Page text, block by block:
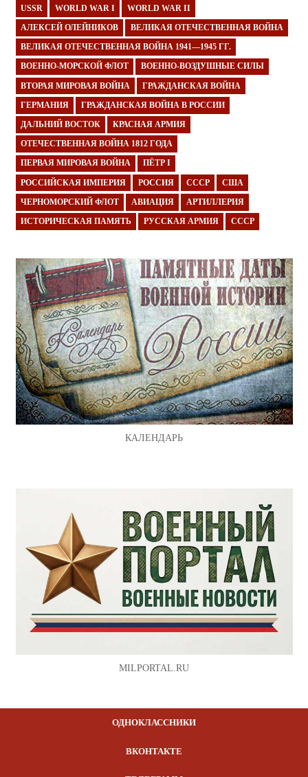
USSR WORLD WAR I WORLD WAR II
АЛЕКСЕЙ ОЛЕЙНИКОВ ВЕЛИКАЯ ОТЕЧЕСТВЕННАЯ ВОЙНА
ВЕЛИКАЯ ОТЕЧЕСТВЕННАЯ ВОЙНА 1941—1945 ГГ.
ВОЕННО-МОРСКОЙ ФЛОТ ВОЕННО-ВОЗДУШНЫЕ СИЛЫ
ВТОРАЯ МИРОВАЯ ВОЙНА ГРАЖДАНСКАЯ ВОЙНА
ГЕРМАНИЯ ГРАЖДАНСКАЯ ВОЙНА В РОССИИ
ДАЛЬНИЙ ВОСТОК КРАСНАЯ АРМИЯ
ОТЕЧЕСТВЕННАЯ ВОЙНА 1812 ГОДА
ПЕРВАЯ МИРОВАЯ ВОЙНА ПЁТР I
РОССИЙСКАЯ ИМПЕРИЯ РОССИЯ СССР США
ЧЕРНОМОРСКИЙ ФЛОТ АВИАЦИЯ АРТИЛЛЕРИЯ
ИСТОРИЧЕСКАЯ ПАМЯТЬ РУССКАЯ АРМИЯ СССР
КАЛЕНДАРЬ
MILPORTAL.RU
ОДНОКЛАССНИКИ
ВКОНТАКТЕ